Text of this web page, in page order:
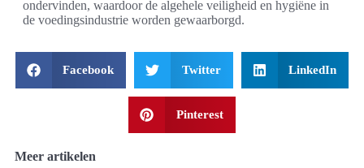
ondervinden, waardoor de algehele veiligheid en hygiëne in
de voedingsindustrie worden gewaarborgd.
Facebook Twitter LinkedIn
Pinterest
Meer artikelen